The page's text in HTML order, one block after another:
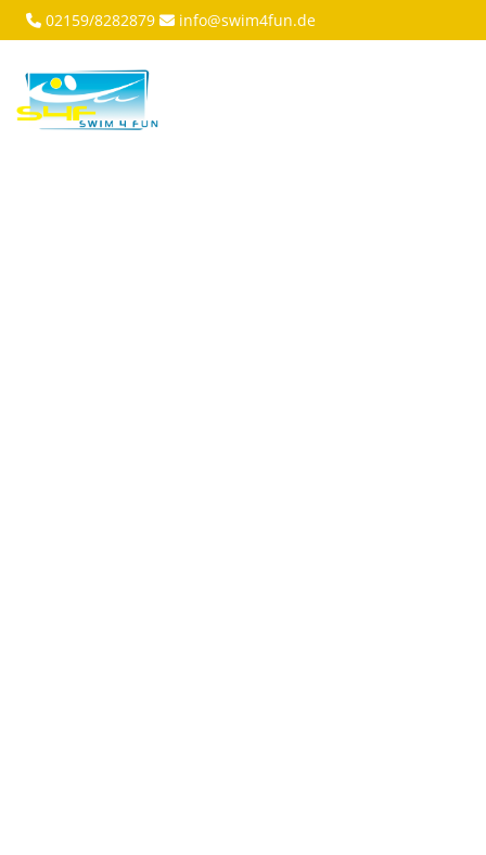
02159/8282879 info@swim4fun.de